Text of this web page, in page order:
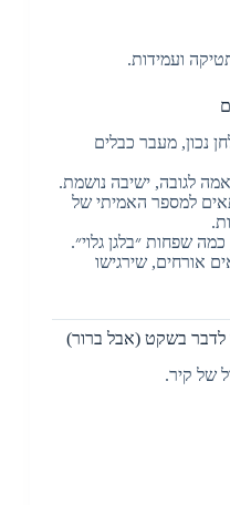
ועמידות.
נכון, מעבר כבלים
לגובה, ישיבה נושמת.
למספר האמיתי של
שפחות ״בלגן גלוי״.
אורחים, שירגישו
לדבר בשקט (אבל ברור)
של קיר.